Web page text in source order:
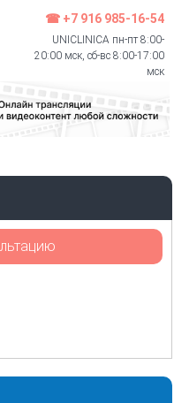
☎ +7 916 985-16-54
UNICLINICA пн-пт 8:00-
20:00 мск, сб-вс 8:00-17:00
мск